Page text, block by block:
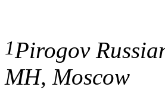
1Pirogov
MH, Moscow